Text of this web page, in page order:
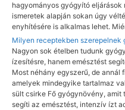
hagyományos gyógyító
ismeretek alapján sokan úgy
enyhítésére is alkalmas lehet.
Milyen receptekben szerepelnek
Nagyon sok ételben tudunk
ízesítésre, hanem emésztést
Most néhány egyszerű, de annál
amelyek mindegyike tartalmaz
sült csirke Fő gyógynövény, amit
segíti az emésztést, intenzív ízt